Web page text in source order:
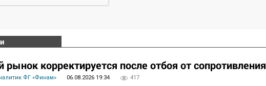
рынок корректируется после отбоя от сопротивления
ФГ «Финам» 06.08.2026 19:34 417